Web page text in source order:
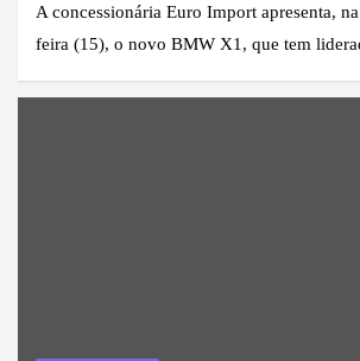
A concessionária Euro Import apresenta,
feira (15), o novo BMW X1, que tem